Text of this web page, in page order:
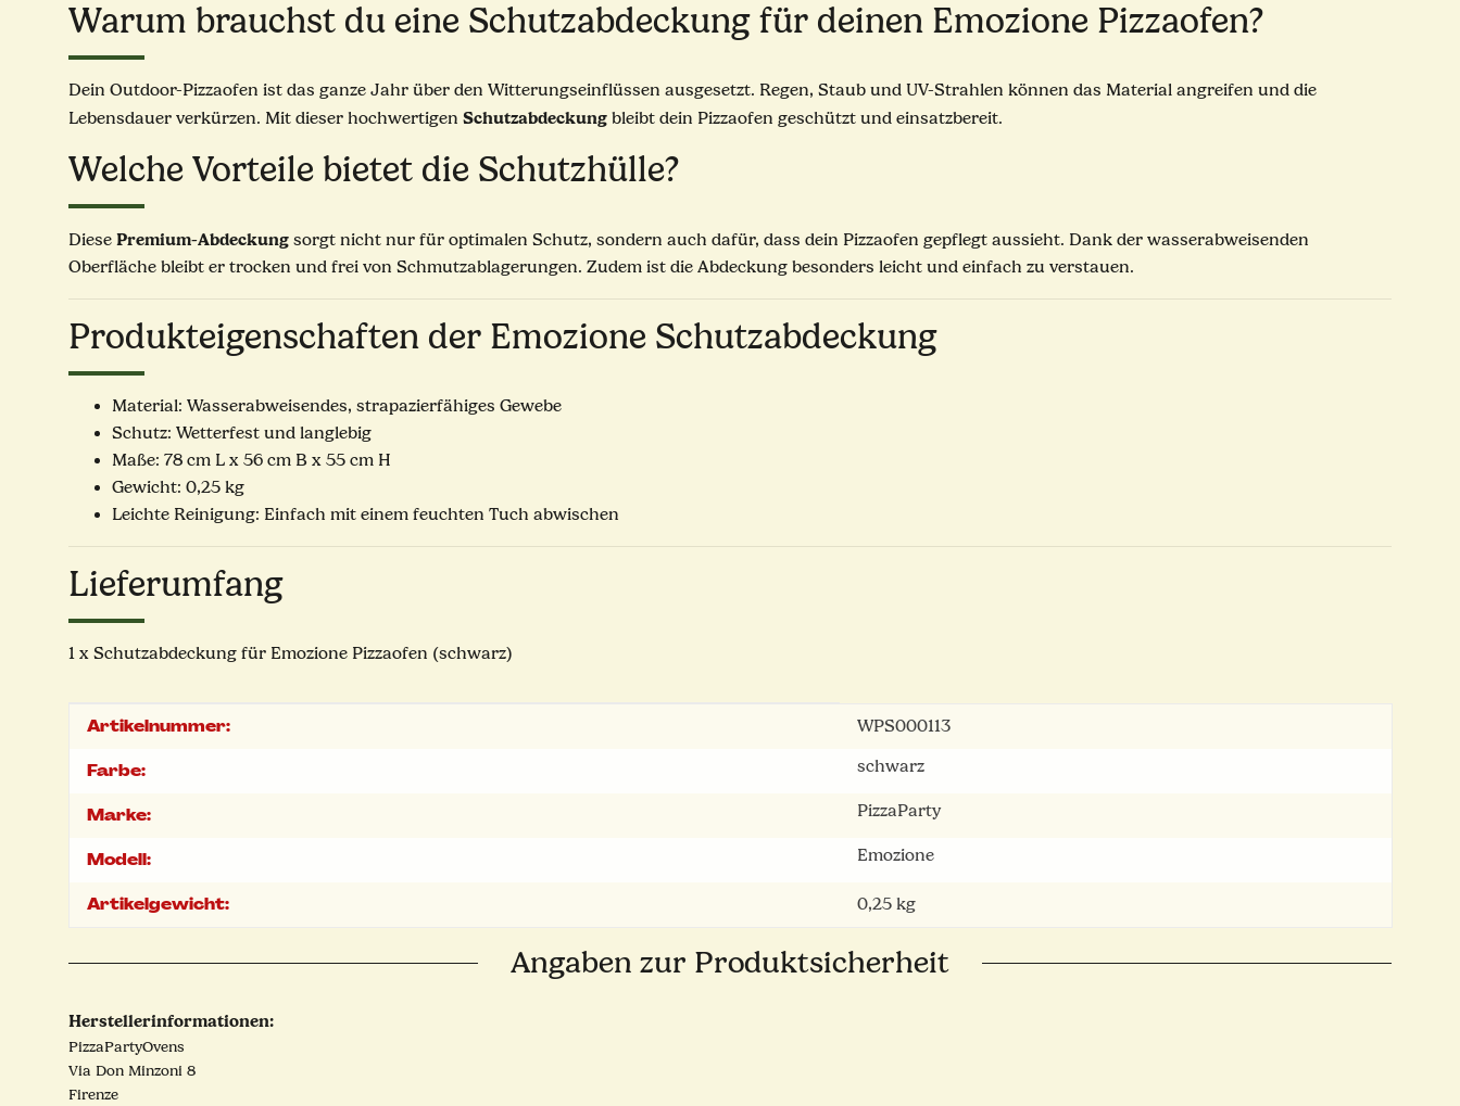
Warum brauchst du eine Schutzabdeckung für deinen Emozione Pizzaofen?
Dein Outdoor-Pizzaofen ist das ganze Jahr über den Witterungseinflüssen ausgesetzt. Regen, Staub und UV-Strahlen können das Material angreifen und die
Lebensdauer verkürzen. Mit dieser hochwertigen Schutzabdeckung bleibt dein Pizzaofen geschützt und einsatzbereit.
Welche Vorteile bietet die Schutzhülle?
Diese Premium-Abdeckung sorgt nicht nur für optimalen Schutz, sondern auch dafür, dass dein Pizzaofen gepflegt aussieht. Dank der wasserabweisenden
Oberfläche bleibt er trocken und frei von Schmutzablagerungen. Zudem ist die Abdeckung besonders leicht und einfach zu verstauen.
Produkteigenschaften der Emozione Schutzabdeckung
Material: Wasserabweisendes, strapazierfähiges Gewebe
Schutz: Wetterfest und langlebig
Maße: 78 cm L x 56 cm B x 55 cm H
Gewicht: 0,25 kg
Leichte Reinigung: Einfach mit einem feuchten Tuch abwischen
Lieferumfang
1 x Schutzabdeckung für Emozione Pizzaofen (schwarz)
Produkteigenschaft
Wert
Artikelnummer: WPS000113
Farbe: schwarz
Marke: PizzaParty
Modell: Emozione
Artikelgewicht: 0,25 kg
Angaben zur Produktsicherheit
Herstellerinformationen:
PizzaPartyOvens
Via Don Minzoni 8
Firenze